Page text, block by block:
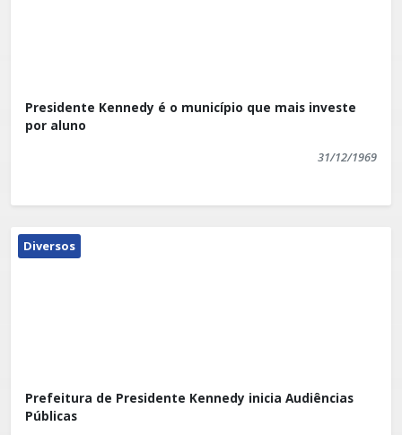
Presidente Kennedy é o município que mais investe
por aluno
31/12/1969
Diversos
Prefeitura de Presidente Kennedy inicia Audiências
Públicas